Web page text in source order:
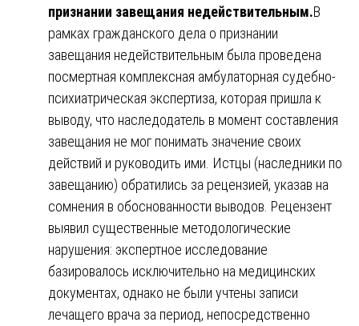
признании завещания недействительным.В
рамках гражданского дела о признании
завещания недействительным была проведена
посмертная комплексная амбулаторная судебно-
психиатрическая экспертиза, которая пришла к
выводу, что наследодатель в момент составления
завещания не мог понимать значение своих
действий и руководить ими. Истцы (наследники по
завещанию) обратились за рецензией, указав на
сомнения в обоснованности выводов. Рецензент
выявил существенные методологические
нарушения: экспертное исследование
базировалось исключительно на медицинских
документах, однако не были учтены записи
лечащего врача за период, непосредственно